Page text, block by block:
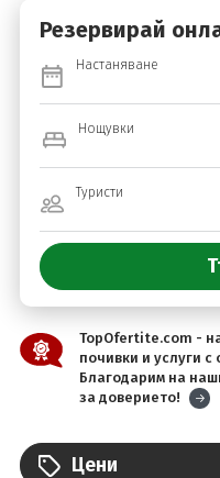
Резервирай
Настаняване
Нощувки
Туристи
TopOfertite.com -
почивки и услуги с
Благодарим на
за доверието!
Цени